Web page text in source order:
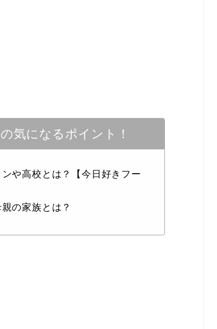
気になるポイント！
や高校とは？【今日好きフー
の家族とは？